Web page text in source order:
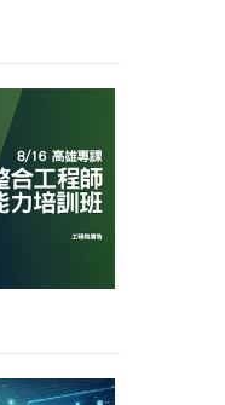
新北市土城區
AICCTV影像標記工讀
生
燿華電子股份有限公司
程AI工程師(D200)